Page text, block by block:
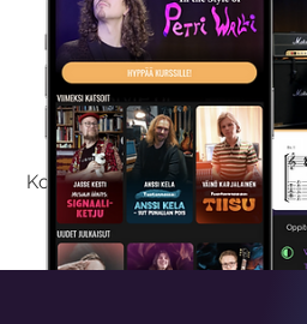
Kokeile
Kokeilemalla ilmaiseksi saat
viikon